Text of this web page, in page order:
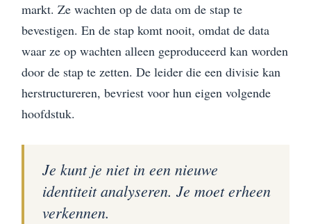
markt. Ze wachten op de data om de stap te
bevestigen. En de stap komt nooit, omdat de data
waar ze op wachten alleen geproduceerd kan worden
door de stap te zetten. De leider die een divisie kan
herstructureren, bevriest voor hun eigen volgende
hoofdstuk.
Je kunt je niet in een nieuwe
identiteit analyseren. Je moet erheen
verkennen.